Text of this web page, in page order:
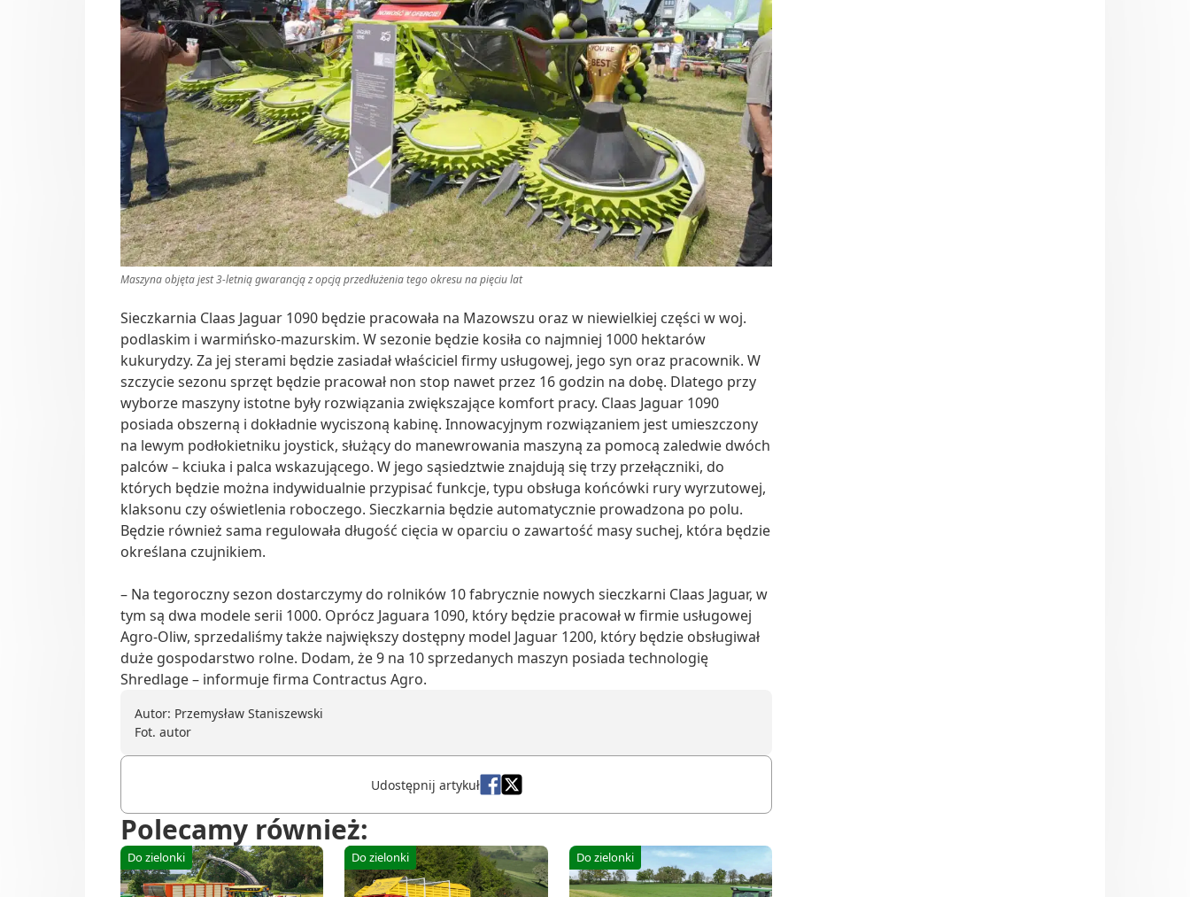
Maszyna objęta jest 3-letnią gwarancją z opcją przedłużenia tego okresu na pięciu lat
Sieczkarnia Claas Jaguar 1090 będzie pracowała na Mazowszu oraz w niewielkiej części w woj.
podlaskim i warmińsko-mazurskim. W sezonie będzie kosiła co najmniej 1000 hektarów
kukurydzy. Za jej sterami będzie zasiadał właściciel firmy usługowej, jego syn oraz pracownik. W
szczycie sezonu sprzęt będzie pracował non stop nawet przez 16 godzin na dobę. Dlatego przy
wyborze maszyny istotne były rozwiązania zwiększające komfort pracy. Claas Jaguar 1090
posiada obszerną i dokładnie wyciszoną kabinę. Innowacyjnym rozwiązaniem jest umieszczony
na lewym podłokietniku joystick, służący do manewrowania maszyną za pomocą zaledwie dwóch
palców – kciuka i palca wskazującego. W jego sąsiedztwie znajdują się trzy przełączniki, do
których będzie można indywidualnie przypisać funkcje, typu obsługa końcówki rury wyrzutowej,
klaksonu czy oświetlenia roboczego. Sieczkarnia będzie automatycznie prowadzona po polu.
Będzie również sama regulowała długość cięcia w oparciu o zawartość masy suchej, która będzie
określana czujnikiem.
– Na tegoroczny sezon dostarczymy do rolników 10 fabrycznie nowych sieczkarni Claas Jaguar, w
tym są dwa modele serii 1000. Oprócz Jaguara 1090, który będzie pracował w firmie usługowej
Agro-Oliw, sprzedaliśmy także największy dostępny model Jaguar 1200, który będzie obsługiwał
duże gospodarstwo rolne. Dodam, że 9 na 10 sprzedanych maszyn posiada technologię
Shredlage – informuje firma Contractus Agro.
Autor: Przemysław Staniszewski
Fot. autor
Udostępnij artykuł
Polecamy również:
Do zielonki Do zielonki Do zielonki